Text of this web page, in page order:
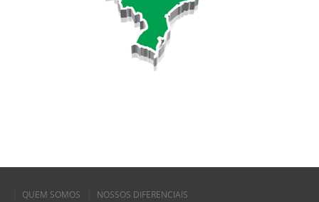
QUEM SOMOS
NOSSOS DIFERENCIAIS